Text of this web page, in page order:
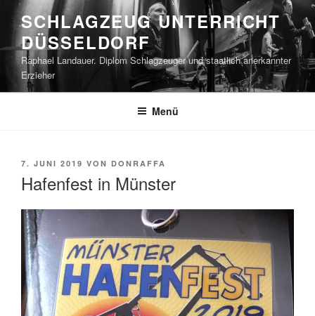
Zum
Inhalt
springen
SCHLAGZEUG UNTERRICHT
DÜSSELDORF
Raphael Landauer. Diplom Schlagzeuger und staatlich anerkannter
Erzieher
Menü
VERÖFFENTLICHT
7. JUNI 2019 VON DONRAFFA
Hafenfest in Münster